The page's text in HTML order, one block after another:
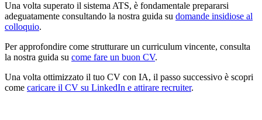
Una volta superato il sistema ATS, è fondamentale prepararsi
adeguatamente consultando la nostra guida su domande insidiose al
colloquio.
Per approfondire come strutturare un curriculum vincente, consulta
la nostra guida su come fare un buon CV.
Una volta ottimizzato il tuo CV con IA, il passo successivo è scopri
come caricare il CV su LinkedIn e attirare recruiter.